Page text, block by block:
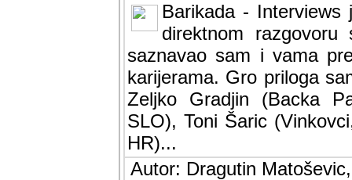
Barikada -
direktnom
saznavao sam i vama
karijerama. Gro priloga
Zeljko Gradjin (Backa
SLO), Toni Šaric
HR)...
Autor: Dragutin